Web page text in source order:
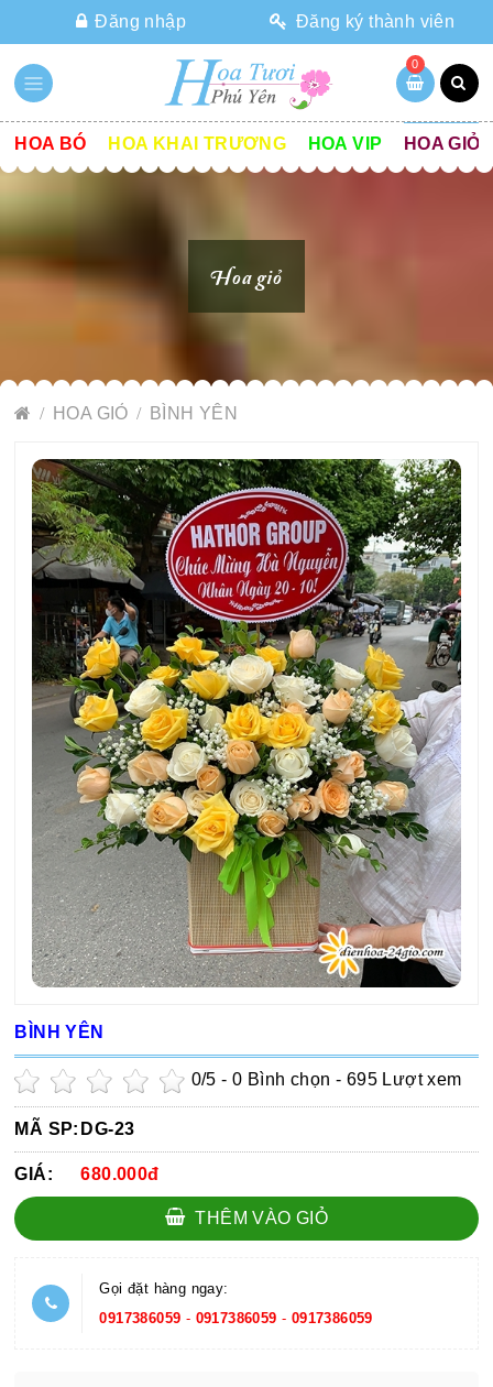
Đăng nhập Đăng ký thành viên
0
HOA BÓ HOA KHAI TRƯƠNG HOA VIP HOA GIỎ
Hoa giỏ
HOA GIỎ BÌNH YÊN
BÌNH YÊN
0/5 -0 Bình chọn - 695 Lượt xem
MÃ SP: DG-23
GIÁ: 680.000đ
THÊM VÀO GIỎ
Gọi đặt hàng ngay:
0917386059 - 0917386059 - 0917386059